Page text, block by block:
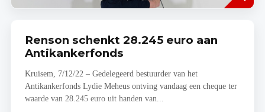
Renson schenkt 28.245 euro aan
Antikankerfonds
Kruisem, 7/12/22 – Gedelegeerd bestuurder van het
Antikankerfonds Lydie Meheus ontving vandaag een cheque ter
waarde van 28.245 euro uit handen van...